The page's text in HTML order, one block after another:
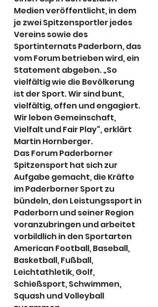
Medien veröffentlicht, in dem
je zwei Spitzensportler jedes
Vereins sowie des
Sportinternats Paderborn, das
vom Forum betrieben wird, ein
Statement abgeben. „So
vielfältig wie die Bevölkerung
ist der Sport. Wir sind bunt,
vielfältig, offen und engagiert.
Wir leben Gemeinschaft,
Vielfalt und Fair Play“, erklärt
Martin Hornberger.
Das Forum Paderborner
Spitzensport hat sich zur
Aufgabe gemacht, die Kräfte
im Paderborner Sport zu
bündeln, den Leistungssport in
Paderborn und seiner Region
voranzubringen und arbeitet
vorbildlich in den Sportarten
American Football, Baseball,
Basketball, Fußball,
Leichtathletik, Golf,
Schießsport, Schwimmen,
Squash und Volleyball